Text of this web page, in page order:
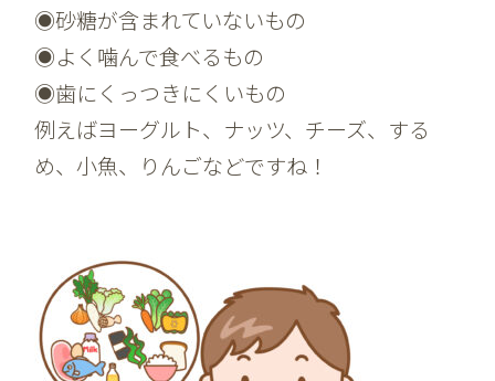
◉砂糖が含まれていないもの
◉よく噛んで食べるもの
◉歯にくっつきにくいもの
例えばヨーグルト、ナッツ、チーズ、する
め、小魚、りんごなどですね！